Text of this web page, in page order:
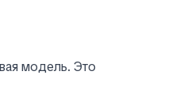
модель. Это